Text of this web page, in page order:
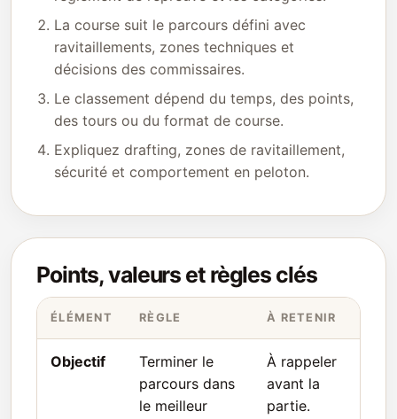
La course suit le parcours défini avec
ravitaillements, zones techniques et
décisions des commissaires.
Le classement dépend du temps, des points,
des tours ou du format de course.
Expliquez drafting, zones de ravitaillement,
sécurité et comportement en peloton.
Points, valeurs et règles clés
ÉLÉMENT RÈGLE À RETENIR
Objectif
Terminer le
parcours dans
le meilleur
À rappeler
avant la
partie.